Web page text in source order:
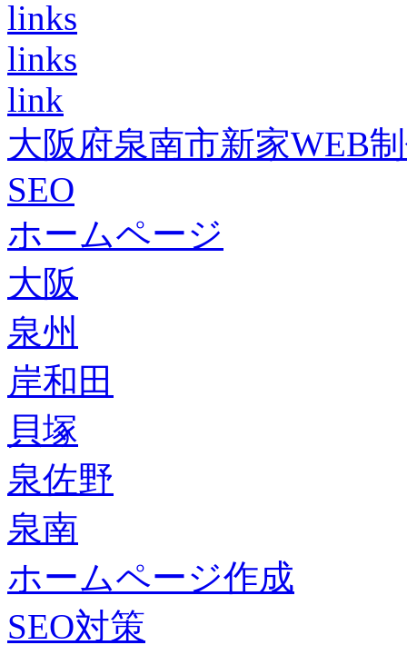
links
links
link
大阪府泉南市新家WEB
SEO
ホームページ
大阪
泉州
岸和田
貝塚
泉佐野
泉南
ホームページ作成
SEO対策